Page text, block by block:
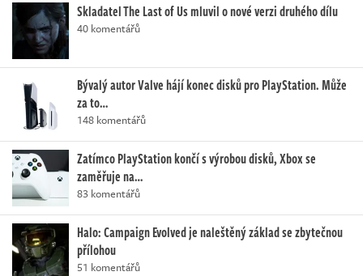
Skladatel The Last of Us mluvil o nové verzi druhého dílu
40 komentářů
Bývalý autor Valve hájí konec disků pro PlayStation. Může
za to…
148 komentářů
Zatímco PlayStation končí s výrobou disků, Xbox se
zaměřuje na…
83 komentářů
Halo: Campaign Evolved je naleštěný základ se zbytečnou
přílohou
51 komentářů